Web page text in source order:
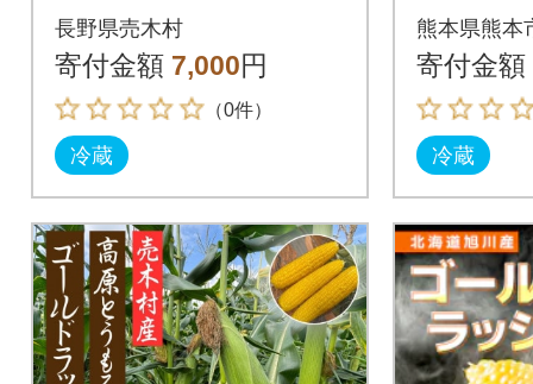
もろこし「ゴールド
ラッシュ」6本入り
長野県売木村
寄付金額 7,000円
（0件）
冷蔵
g【
ら7月中
(熊本市)
熊本県熊本
寄付金額
冷蔵